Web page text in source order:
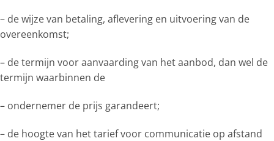
– de wijze van betaling, aflevering en uitvoering van de
overeenkomst;
– de termijn voor aanvaarding van het aanbod, dan wel de
termijn waarbinnen de
– ondernemer de prijs garandeert;
– de hoogte van het tarief voor communicatie op afstand